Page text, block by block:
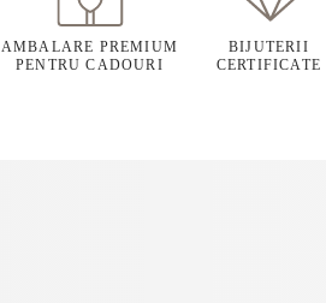
AMBALARE PREMIUM
PENTRU CADOURI
BIJUTERII
CERTIFICATE